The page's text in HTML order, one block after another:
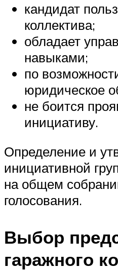
кандидат
коллектива;
обладает
навыками;
по
юридическое
не боится
инициативу.
Определение и
инициативной
на общем
голосования.
Выбор
гаражного